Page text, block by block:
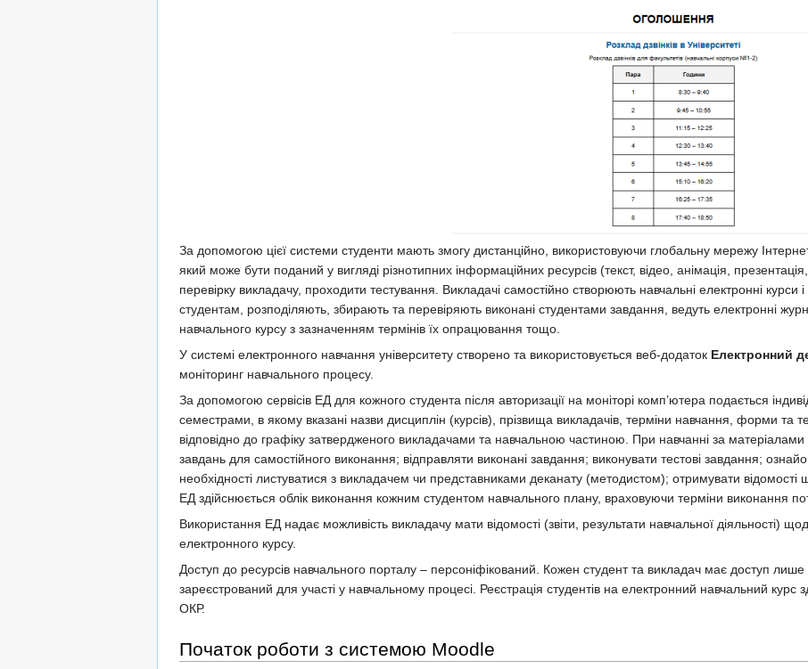
За допомогою цієї системи студенти мають змогу дистанційно, використовуючи глобальну мережу
який може бути поданий у вигляді різнотипних інформаційних ресурсів (текст, відео, анімація,
перевірку викладачу, проходити тестування. Викладачі самостійно створюють навчальні електронні
студентам, розподіляють, збирають та перевіряють виконані студентами завдання, ведуть електронні
навчального курсу з зазначенням термінів їх опрацювання тощо.
У системі електронного навчання університету створено та використовується веб-додаток Електронний
моніторинг навчального процесу.
За допомогою сервісів ЕД для кожного студента після авторизації на моніторі комп’ютера подається
семестрами, в якому вказані назви дисциплін (курсів), прізвища викладачів, терміни навчання, форми та
відповідно до графіку затвердженого викладачами та навчальною частиною. При навчанні за
завдань для самостійного виконання; відправляти виконані завдання; виконувати тестові завдання;
необхідності листуватися з викладачем чи представниками деканату (методистом); отримувати
ЕД здійснюється облік виконання кожним студентом навчального плану, враховуючи терміни виконання
Використання ЕД надає можливість викладачу мати відомості (звіти, результати навчальної діяльності)
електронного курсу.
Доступ до ресурсів навчального порталу – персоніфікований. Кожен студент та викладач має доступ лише
зареєстрований для участі у навчальному процесі. Реєстрація студентів на електронний навчальний курс
ОКР.
Початок роботи з системою Moodle